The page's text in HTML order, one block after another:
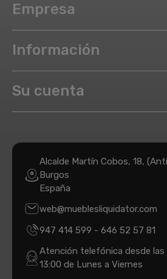
Empresa
Información
Su cuenta
Alcalde Martín Cobos, 18,
Burgos
España
web@mueblesliquidator.com
947 414 599 - 646 52 57 81
Atención telefónica desde las
13:00 de Lunes a Viernes